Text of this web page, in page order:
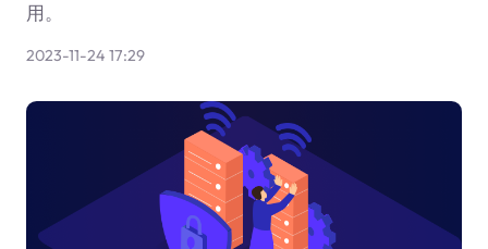
用。
2023-11-24 17:29